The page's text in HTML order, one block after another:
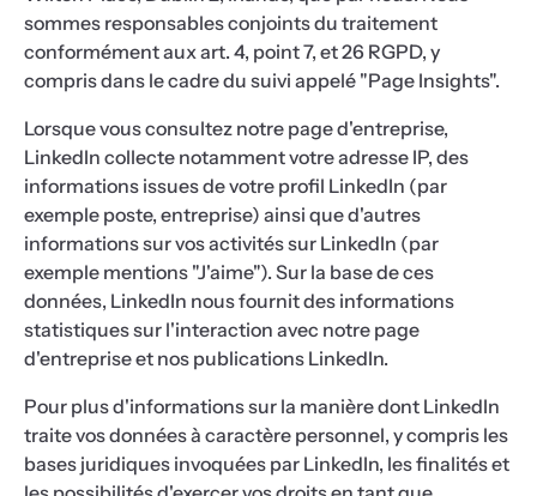
sommes responsables conjoints du traitement
conformément aux art. 4, point 7, et 26 RGPD, y
compris dans le cadre du suivi appelé "Page Insights".
Lorsque vous consultez notre page d'entreprise,
LinkedIn collecte notamment votre adresse IP, des
informations issues de votre profil LinkedIn (par
exemple poste, entreprise) ainsi que d'autres
informations sur vos activités sur LinkedIn (par
exemple mentions "J'aime"). Sur la base de ces
données, LinkedIn nous fournit des informations
statistiques sur l'interaction avec notre page
d'entreprise et nos publications LinkedIn.
Pour plus d'informations sur la manière dont LinkedIn
traite vos données à caractère personnel, y compris les
bases juridiques invoquées par LinkedIn, les finalités et